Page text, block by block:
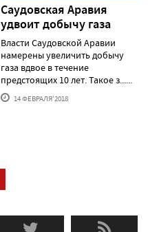
Саудовская Аравия
удвоит добычу газа
Власти Саудовской Аравии
намерены увеличить добычу
газа вдвое в течение
предстоящих 10 лет. Такое з......
14 ФЕВРАЛЯ'2018